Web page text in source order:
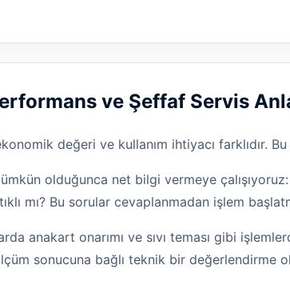
ve Şeffaf Servis
değeri ve kullanım ihtiyacı farklıdır.
olduğunca net bilgi vermeye
mı? Bu sorular cevaplanmadan işlem
anakart onarımı ve sıvı teması gibi
sonucuna bağlı teknik bir değerlendirme